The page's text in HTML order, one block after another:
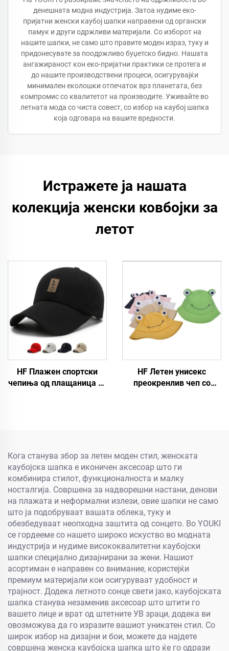
денешната модна индустрија. Затоа нудиме еко-
пријатни женски каубој шапки направени од органски
памук и други одржливи материјали. Со изборот на
нашите шапки, не само што правите моден израз, туку и
придонесувате за поодржливо буџетско бидно. Нашата
ангажираност кон еко-пријатни практики се протега и
до нашите производствени процеси, осигурувајќи
минимален еколошки отпечаток врз планетата, без
компромис со квалитетот на производите. Уживайте во
летната мода со чиста совест, со избор на каубој шапка
која одговара на вашите вредности.
Истражете ја нашата
колекција женски ковбојки за
летот
HF Плажен спортски
чепиња од плащаница со
HF Летен унисекс
преокренлив чеп со
Кога станува збор за летен моден стил, женската
каубојска шапка е иконичен аксесоар што ги
комбинира стилот, функционалноста и малку
носталгија. Совршена за надворешни настани, денови
на плажата и неформални излези, овие шапки не само
што ја подобруваат вашата облека, туку и
обезбедуваат неопходна заштита од сонцето. Во YOUKI
се гордееме со нашето широко искуство во модната
индустрија и нудиме висококвалитетни каубојски
шапки специјално дизајнирани за жени. Нашиот
асортиман е направен со внимание, користејќи
премиум материјали кои осигуруваат удобност и
трајност. Додека летното сонце свети јако, каубојската
шапка станува незаменив аксесоар што штити го
вашето лице и врат од штетните УВ зраци, додека ви
овозможува да го изразите вашиот уникатен стил. Со
широк избор на дизајни и бои, можете да најдете
совршена женска каубојска шапка што ќе го одрази